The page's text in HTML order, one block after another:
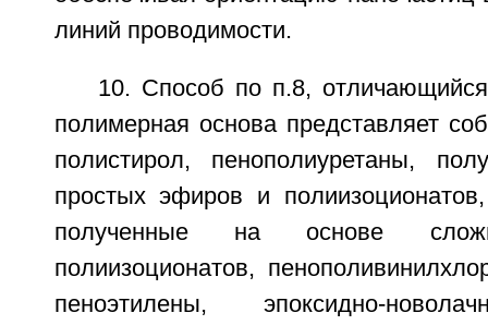
линий проводимости.
10. Способ по п.8,
полимерная основа представляет
полистирол, пенополиуретаны,
простых эфиров и
полученные на основе
полиизоционатов,
пеноэтилены, эпоксидно-